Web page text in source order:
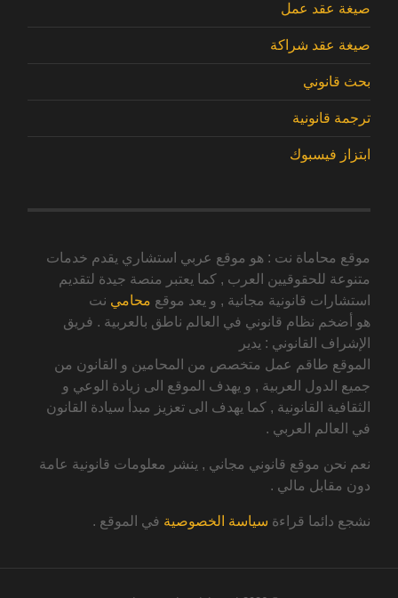
صيغة عقد عمل
صيغة عقد شراكة
بحث قانوني
ترجمة قانونية
ابتزاز فيسبوك
موقع محاماة نت : هو موقع عربي استشاري يقدم خدمات
متنوعة للحقوقيين العرب , كما يعتبر منصة جيدة لتقديم
استشارات قانونية مجانية , و يعد موقع محامي نت
هو أضخم نظام قانوني في العالم ناطق بالعربية . فريق
الإشراف القانوني : يدير
الموقع طاقم عمل متخصص من المحامين و القانون من
جميع الدول العربية , و يهدف الموقع الى زيادة الوعي و
الثقافية القانونية , كما يهدف الى تعزيز مبدأ سيادة القانون
في العالم العربي .
نعم نحن موقع قانوني مجاني , ينشر معلومات قانونية عامة
دون مقابل مالي .
نشجع دائما قراءة سياسة الخصوصية في الموقع .